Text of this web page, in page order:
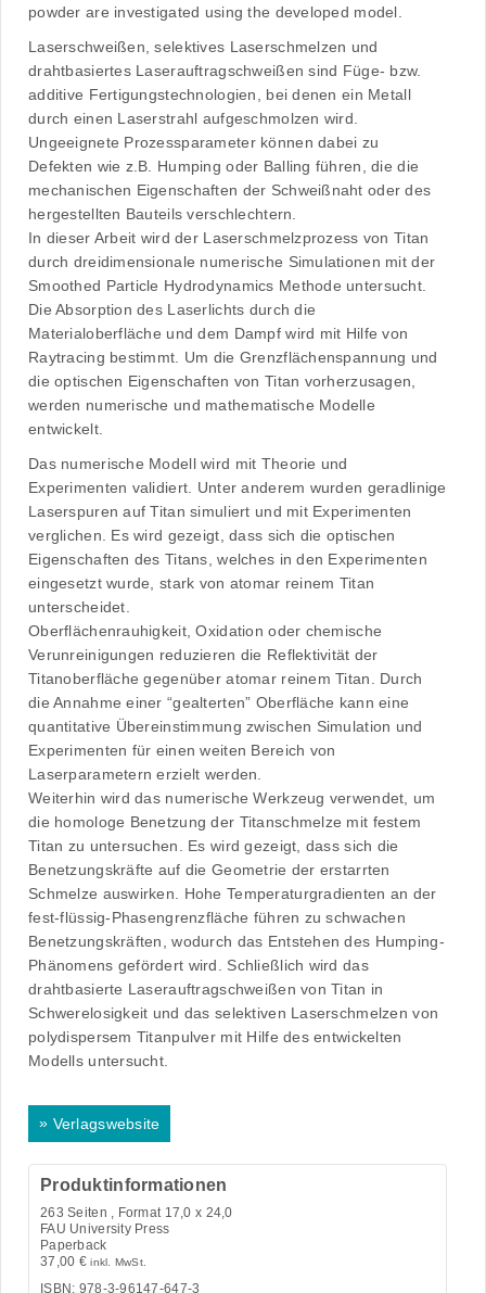
powder are investigated using the developed model.
Laserschweißen, selektives Laserschmelzen und
drahtbasiertes Laserauftragschweißen sind Füge- bzw.
additive Fertigungstechnologien, bei denen ein Metall
durch einen Laserstrahl aufgeschmolzen wird.
Ungeeignete Prozessparameter können dabei zu
Defekten wie z.B. Humping oder Balling führen, die die
mechanischen Eigenschaften der Schweißnaht oder des
hergestellten Bauteils verschlechtern.
In dieser Arbeit wird der Laserschmelzprozess von Titan
durch dreidimensionale numerische Simulationen mit der
Smoothed Particle Hydrodynamics Methode untersucht.
Die Absorption des Laserlichts durch die
Materialoberfläche und dem Dampf wird mit Hilfe von
Raytracing bestimmt. Um die Grenzflächenspannung und
die optischen Eigenschaften von Titan vorherzusagen,
werden numerische und mathematische Modelle
entwickelt.
Das numerische Modell wird mit Theorie und
Experimenten validiert. Unter anderem wurden geradlinige
Laserspuren auf Titan simuliert und mit Experimenten
verglichen. Es wird gezeigt, dass sich die optischen
Eigenschaften des Titans, welches in den Experimenten
eingesetzt wurde, stark von atomar reinem Titan
unterscheidet.
Oberflächenrauhigkeit, Oxidation oder chemische
Verunreinigungen reduzieren die Reflektivität der
Titanoberfläche gegenüber atomar reinem Titan. Durch
die Annahme einer “gealterten” Oberfläche kann eine
quantitative Übereinstimmung zwischen Simulation und
Experimenten für einen weiten Bereich von
Laserparametern erzielt werden.
Weiterhin wird das numerische Werkzeug verwendet, um
die homologe Benetzung der Titanschmelze mit festem
Titan zu untersuchen. Es wird gezeigt, dass sich die
Benetzungskräfte auf die Geometrie der erstarrten
Schmelze auswirken. Hohe Temperaturgradienten an der
fest-flüssig-Phasengrenzfläche führen zu schwachen
Benetzungskräften, wodurch das Entstehen des Humping-
Phänomens gefördert wird. Schließlich wird das
drahtbasierte Laserauftragschweißen von Titan in
Schwerelosigkeit und das selektiven Laserschmelzen von
polydispersem Titanpulver mit Hilfe des entwickelten
Modells untersucht.
» Verlagswebsite
Produktinformationen
263 Seiten , Format 17,0 x 24,0
FAU University Press
Paperback
37,00 € inkl. MwSt.
ISBN: 978-3-96147-647-3